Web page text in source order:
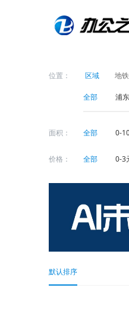
位置： 区域 地铁
全部 浦东
面积： 全部 0-
价格： 全部 0-3
默认排序